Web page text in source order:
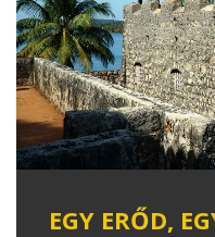
EGY ERŐD,